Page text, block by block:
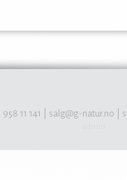
| 958 11 141 | salg@g-natur.no